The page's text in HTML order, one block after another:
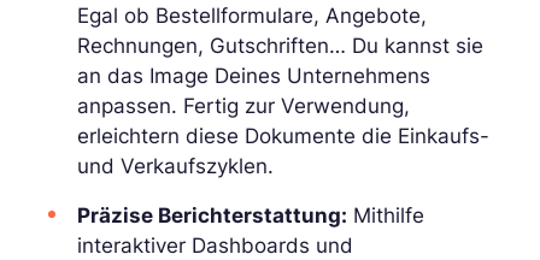
Egal ob Bestellformulare, Angebote,
Rechnungen, Gutschriften… Du kannst sie
an das Image Deines Unternehmens
anpassen. Fertig zur Verwendung,
erleichtern diese Dokumente die Einkaufs-
und Verkaufszyklen.
Präzise Berichterstattung: Mithilfe
interaktiver Dashboards und